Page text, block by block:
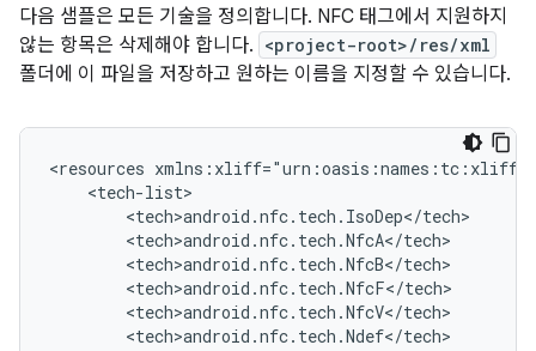
다음 샘플은 모든 기술을 정의합니다. NFC 태그에서 지원하지
않는 항목은 삭제해야 합니다. <project-root>/res/xml
폴더에 이 파일을 저장하고 원하는 이름을 지정할 수 있습니다.
<resources